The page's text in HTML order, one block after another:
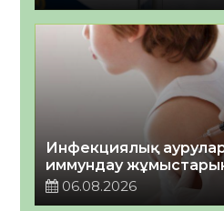
Инфекциялық
иммундау
06.08.2026